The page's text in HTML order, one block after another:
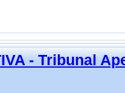
- Tribunal